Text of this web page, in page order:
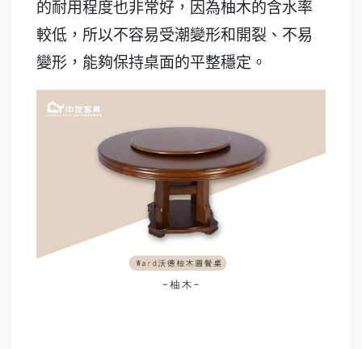
的耐用程度也非常好，因為柚木的含水率
較低，所以不容易受潮變形和開裂、不易
變形，能夠保持桌面的平整穩定。